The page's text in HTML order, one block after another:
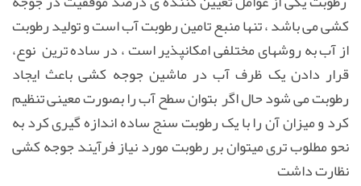
کشی می باشد ، تنها منبع تامین رطوبت آب است و تولید رطوبت
از آب به روشهای مختلفی امکانپذیر است ، در ساده ترین نوع،
قرار دادن یک ظرف آب در ماشین جوجه کشی باعث ایجاد
رطوبت می شود حال اگر بتوان سطح آب را بصورت معینی تنظیم
کرد و میزان آن را با یک رطوبت سنج ساده اندازه گیری کرد به
نحو مطلوب تری میتوان بر رطوبت مورد نیاز فرآیند جوجه کشی
نظارت داشت